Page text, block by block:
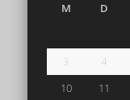
M
D
3
4
10
11